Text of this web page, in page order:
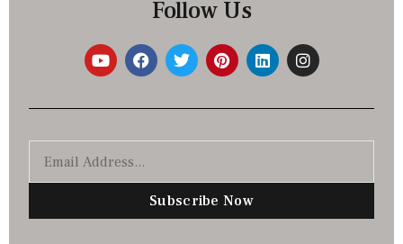
Follow Us
Subscribe Now